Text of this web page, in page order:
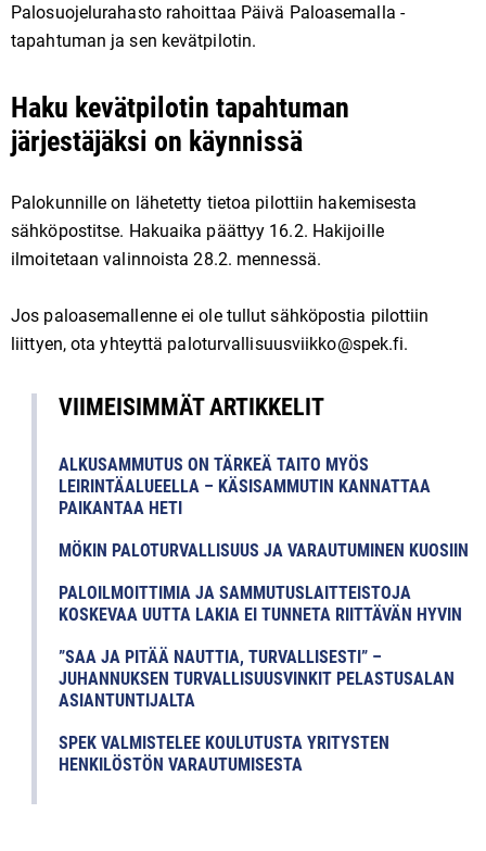
Palosuojelurahasto rahoittaa Päivä Paloasemalla -
tapahtuman ja sen kevätpilotin.
Haku kevätpilotin tapahtuman
järjestäjäksi on käynnissä
Palokunnille on lähetetty tietoa pilottiin hakemisesta
sähköpostitse. Hakuaika päättyy 16.2. Hakijoille
ilmoitetaan valinnoista 28.2. mennessä.
Jos paloasemallenne ei ole tullut sähköpostia pilottiin
liittyen, ota yhteyttä paloturvallisuusviikko@spek.fi.
VIIMEISIMMÄT ARTIKKELIT
ALKUSAMMUTUS ON TÄRKEÄ TAITO MYÖS
LEIRINTÄALUEELLA – KÄSISAMMUTIN KANNATTAA
PAIKANTAA HETI
MÖKIN PALOTURVALLISUUS JA VARAUTUMINEN KUOSIIN
PALOILMOITTIMIA JA SAMMUTUSLAITTEISTOJA
KOSKEVAA UUTTA LAKIA EI TUNNETA RIITTÄVÄN HYVIN
”SAA JA PITÄÄ NAUTTIA, TURVALLISESTI” –
JUHANNUKSEN TURVALLISUUSVINKIT PELASTUSALAN
ASIANTUNTIJALTA
SPEK VALMISTELEE KOULUTUSTA YRITYSTEN
HENKILÖSTÖN VARAUTUMISESTA